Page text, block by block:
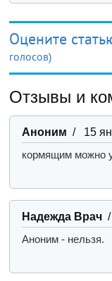
Оцените
голосов)
Отзывы и
Аноним/ 15
кормящим можно
Надежда Врач
Аноним - нельзя.